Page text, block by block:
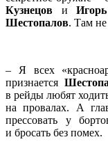
Кузнецов и
Шестопалов. Там не
– Я всех
признается
в рейды любят
на провалах. А
прессовать у
и бросать без помех.